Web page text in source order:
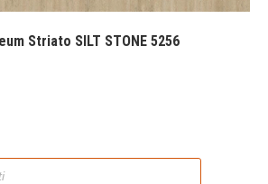
Striato SILT STONE 5256